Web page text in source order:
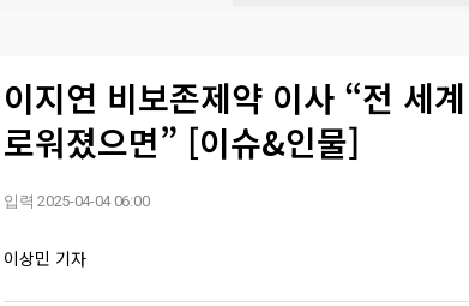
이지연 비보존제약 이사 “전 세
로워졌으면” [이슈&인물]
입력 2025-04-04 06:00
이상민 기자